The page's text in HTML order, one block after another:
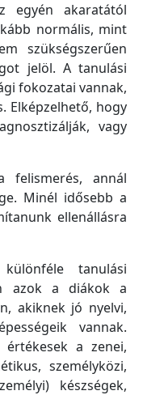
egyén akaratától
normális, mint
szükségszerűen
jelöl. A tanulási
fokozatai vannak,
Elképzelhető, hogy
vagy
felismerés, annál
Minél idősebb a
ellenállásra
tanulási
azok a diákok a
akiknek jó nyelvi,
vannak.
a zenei,
személyközi,
készségek,